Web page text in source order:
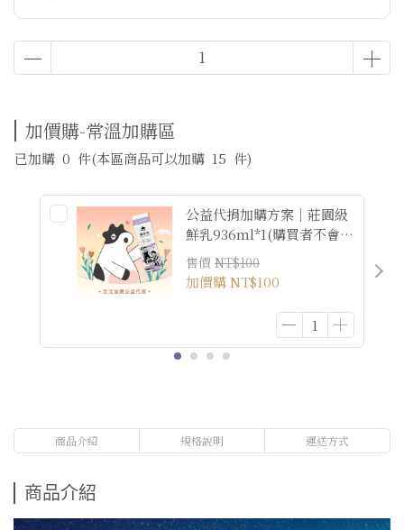
加價購-常溫加購區
已加購 0 件(本區商品可以加購 15 件)
公益代捐加購方案｜莊園級
鮮乳936ml*1(購買者不會收
到商品)
售價 NT$100
加價購NT$100
商品介紹 規格說明 運送方式
商品介紹